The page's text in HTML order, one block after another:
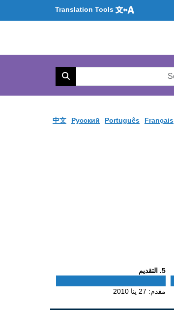
Translation Tools
Search
Français
Português
Pусский
中文
5
Phase
. التقديم
مقدم: 27 ينا 2010